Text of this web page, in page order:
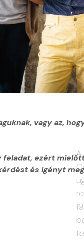
vagy az,
feladat, ezért
és igényt
A
Cobra
A
COMTEX
használják